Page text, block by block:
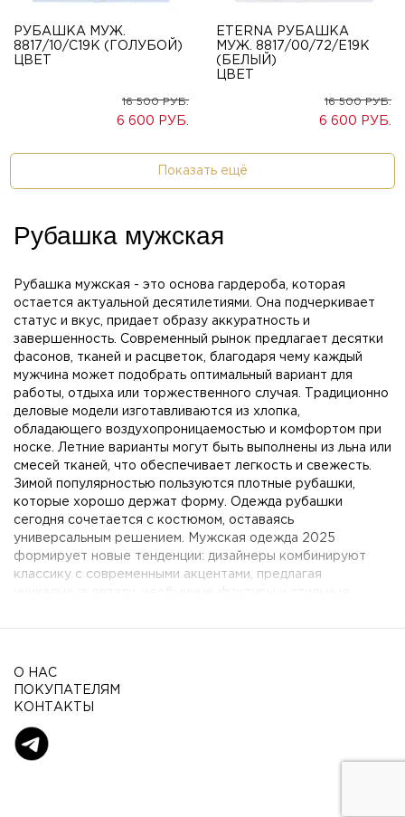
РУБАШКА МУЖ.
8817/10/C19K (ГОЛУБОЙ)
ЦВЕТ
16 500
6 600
ETERNA РУБАШКА
МУЖ. 8817/00/72/E19K
(БЕЛЫЙ)
ЦВЕТ
16 500
6 600
Показать ещё
Рубашка мужская
Рубашка мужская - это основа гардероба, которая
остается актуальной десятилетиями. Она подчеркивает
статус и вкус, придает образу аккуратность и
завершенность. Современный рынок предлагает десятки
фасонов, тканей и расцветок, благодаря чему каждый
мужчина может подобрать оптимальный вариант для
работы, отдыха или торжественного случая. Традиционно
деловые модели изготавливаются из хлопка,
обладающего воздухопроницаемостью и комфортом при
носке. Летние варианты могут быть выполнены из льна или
смесей тканей, что обеспечивает легкость и свежесть.
Зимой популярностью пользуются плотные рубашки,
которые хорошо держат форму. Одежда рубашки
сегодня сочетается с костюмом, оставаясь
универсальным решением. Мужская одежда 2025
формирует новые тенденции: дизайнеры комбинируют
классику с современными акцентами, предлагая
индивидуальный гардероб, отражающий характер
История мужских рубашек уходит корнями в древность,
когда они выполняли защитную функцию и носились под
верхней одеждой. С развитием моды они превратились в
самостоятельный элемент стиля. Сегодня рубашка
мужская используется повсеместно: на деловых встречах,
в повседневной жизни, в праздничных образах. В
О НАС
ПОКУПАТЕЛЯМ
КОНТАКТЫ